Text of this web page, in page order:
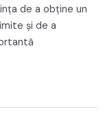
de a obține un
și de a